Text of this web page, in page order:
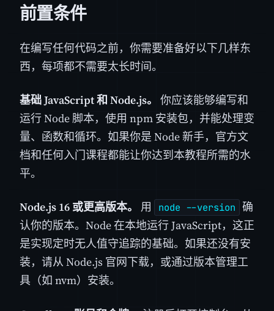
前置条件
在编写任何代码之前，你需要准备好以下几样东
西，每项都不需要太长时间。
基础 JavaScript 和 Node.js。 你应该能够编写和
运行 Node 脚本，使用 npm 安装包，并能处理变
量、函数和循环。如果你是 Node 新手，官方文
档和任何入门课程都能让你达到本教程所需的水
平。
Node.js 16 或更高版本。 用 node --version 确
认你的版本。Node 在本地运行 JavaScript，这正
是实现定时无人值守追踪的基础。如果还没有安
装，请从 Node.js 官网下载，或通过版本管理工
具（如 nvm）安装。